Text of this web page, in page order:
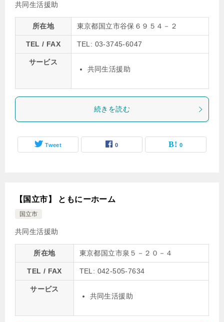
共同生活援助
所在地 東京都国立市谷保６９５４－２
TEL / FAX TEL: 03-3745-6047
サービス
共同生活援助
続きを読む
Tweet 0 0
【国立市】 ともにーホーム
国立市
共同生活援助
所在地 東京都国立市泉５－２０－４
TEL / FAX TEL: 042-505-7634
サービス
共同生活援助